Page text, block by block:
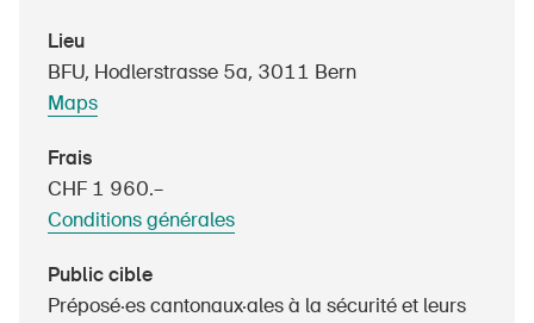
Produits sûrs
Aspects juridiques
Délégués à la sécurité et communes
Contact et conseil
Lieu
BFU, Hodlerstrasse 5a, 3011 Bern
Maps
Frais
CHF 1 960.–
Conditions générales
Public cible
Préposé·es cantonaux·ales à la sécurité et leurs